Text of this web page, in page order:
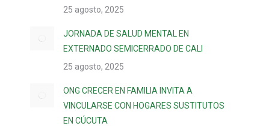
25 agosto, 2025
JORNADA DE SALUD MENTAL EN
EXTERNADO SEMICERRADO DE CALI
25 agosto, 2025
ONG CRECER EN FAMILIA INVITA A
VINCULARSE CON HOGARES SUSTITUTOS
EN CÚCUTA